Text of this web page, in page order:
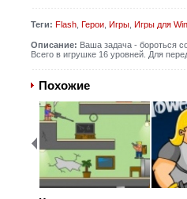
Теги: Flash, Герои, Игры, Игры для
Описание: Ваша задача - бороться
Всего в игрушке 16 уровней. Для
Похожие